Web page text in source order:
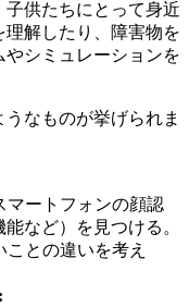
供たちにとって身近
解したり、障害物を
シミュレーションを
なものが挙げられま
マートフォンの顔認
など）を見つける。
との違いを考え